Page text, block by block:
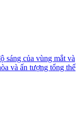
sáng của vùng mắt và
và ấn tượng tổng thể